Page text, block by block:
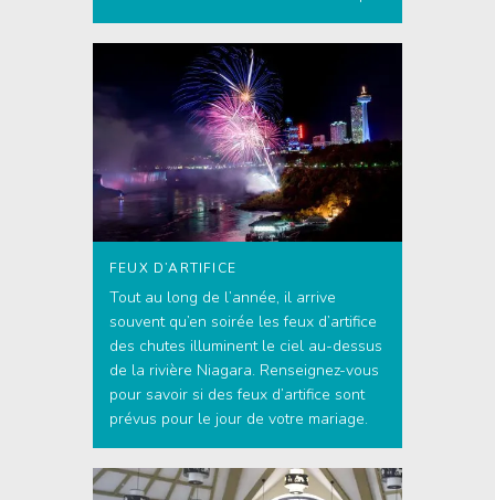
FEUX D’ARTIFICE
Tout au long de l’année, il arrive
souvent qu’en soirée les feux d’artifice
des chutes illuminent le ciel au-dessus
de la rivière Niagara. Renseignez-vous
pour savoir si des feux d’artifice sont
prévus pour le jour de votre mariage.